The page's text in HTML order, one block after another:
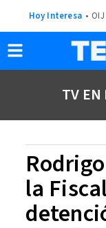
Hoy Interesa OIJ
TV EN
la